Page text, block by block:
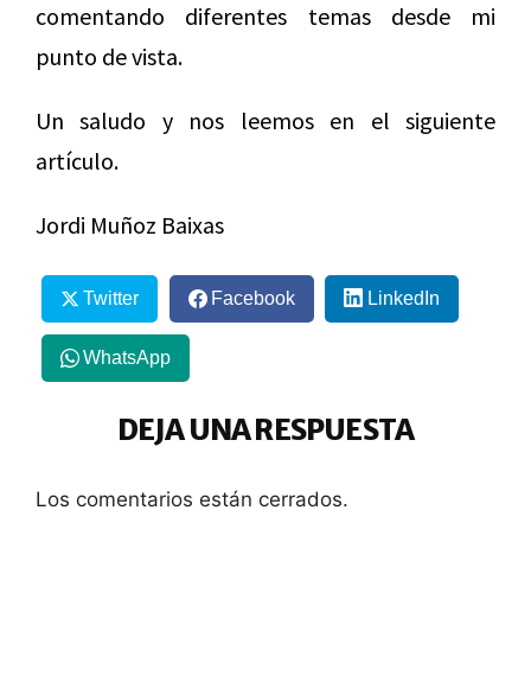
comentando diferentes temas desde mi
punto de vista.
Un saludo y nos leemos en el siguiente
artículo.
Jordi Muñoz Baixas
Twitter Facebook LinkedIn
WhatsApp
DEJA UNA RESPUESTA
Los comentarios están cerrados.